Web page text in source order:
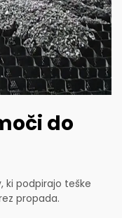
do
ki podpirajo teške
propada.